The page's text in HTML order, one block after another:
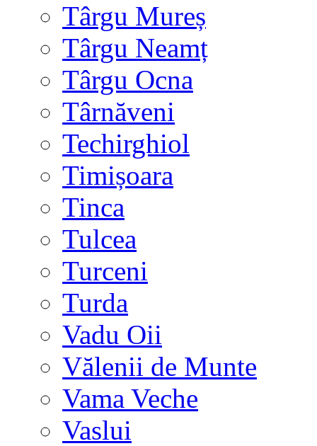
Târgu Mureș
Târgu Neamț
Târgu Ocna
Târnăveni
Techirghiol
Timișoara
Tinca
Tulcea
Turceni
Turda
Vadu Oii
Vălenii de Munte
Vama Veche
Vaslui